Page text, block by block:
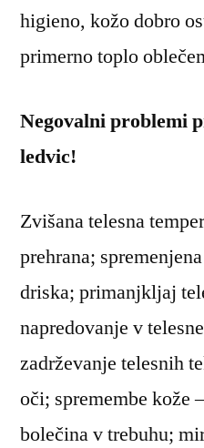
higieno, kožo dobro
primerno toplo
Negovalni problemi
ledvic!
Zvišana telesna
prehrana;
driska; primanjkljaj
napredovanje v
zadrževanje telesnih
oči; spremembe kože
bolečina v trebuhu;